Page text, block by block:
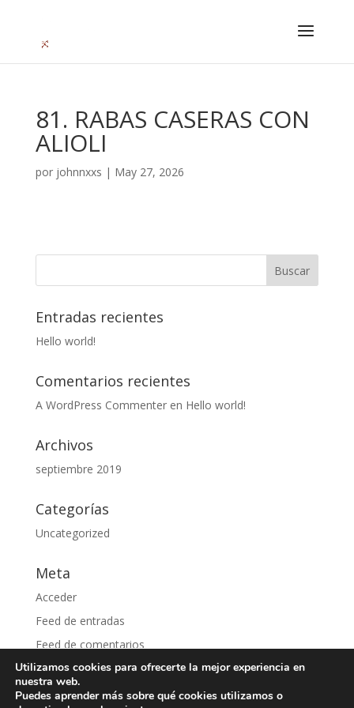
81. RABAS CASERAS CON
ALIOLI
por johnnxxs | May 27, 2026
Entradas recientes
Hello world!
Comentarios recientes
A WordPress Commenteren Hello world!
Archivos
septiembre 2019
Categorías
Uncategorized
Meta
Acceder
Feed de entradas
Feed de comentarios
WordPress.org
Utilizamos cookies para ofrecerte la mejor experiencia en
nuestra web.
Puedes aprender más sobre qué cookies utilizamos o